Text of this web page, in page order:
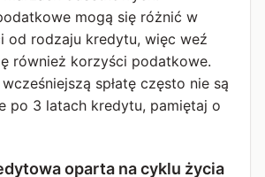
mogą się różnić w
od rodzaju kredytu, więc weź
również korzyści podatkowe.
wcześniejszą spłatę często nie są
po 3 latach kredytu, pamiętaj o
oparta na cyklu życia